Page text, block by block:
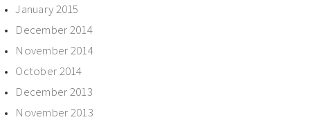
January 2015
December 2014
November 2014
October 2014
December 2013
November 2013